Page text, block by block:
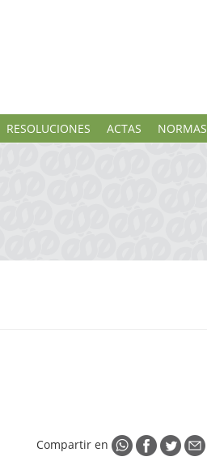
RESOLUCIONES ACTAS NORMAS
Compartir en